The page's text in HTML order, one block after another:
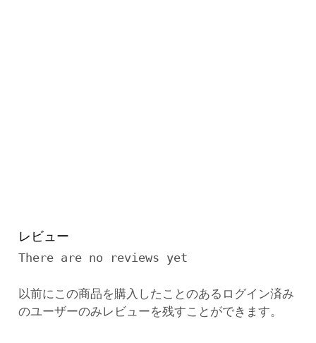
レビュー
There are no reviews yet
以前にこの商品を購入したことのあるログイン済み
のユーザーのみレビューを残すことができます。